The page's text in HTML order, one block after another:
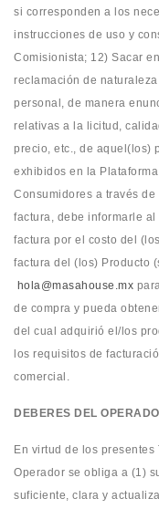
si corresponden a los
instrucciones de uso y
Comisionista; 12) Sacar
reclamación de
personal, de manera
relativas a la licitud,
precio, etc., de aquel(los)
exhibidos en la
Consumidores a través
factura, debe informarle
factura por el costo del
factura del (los) Producto
hola@masahouse.mx
de compra y pueda
del cual adquirió el/los
los requisitos de
comercial.
DEBERES DEL
En virtud de los
Operador se obliga a (1)
suficiente, clara y